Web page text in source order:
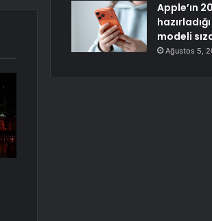
Apple’ın
modeli
Ağustos 5,